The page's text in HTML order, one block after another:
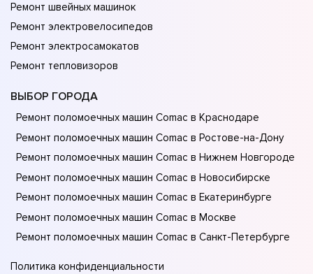
Ремонт швейных машинок
Ремонт электровелосипедов
Ремонт электросамокатов
Ремонт тепловизоров
ВЫБОР ГОРОДА
Ремонт поломоечных машин Comac в Краснодаре
Ремонт поломоечных машин Comac в Ростове-на-Донy
Ремонт поломоечных машин Comac в Нижнем Новгороде
Ремонт поломоечных машин Comac в Новосибирске
Ремонт поломоечных машин Comac в Екатеринбурге
Ремонт поломоечных машин Comac в Москве
Ремонт поломоечных машин Comac в Санкт-Петербурге
Политика конфиденциальности